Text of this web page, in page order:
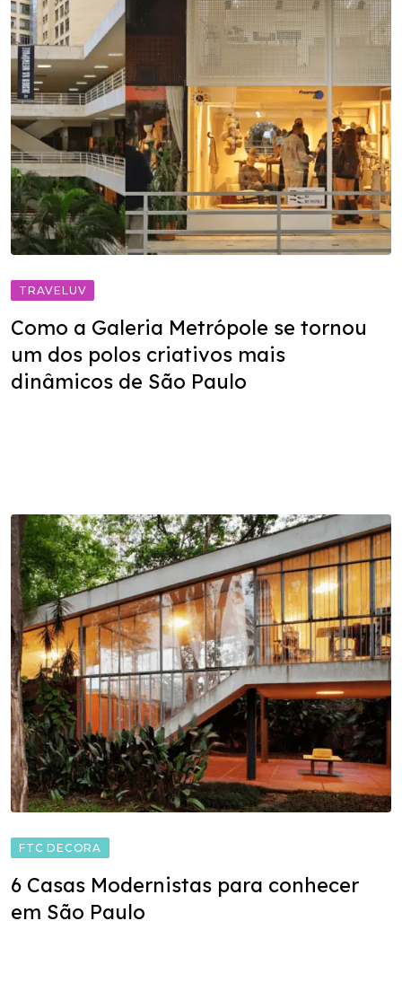
TRAVELUV
Como a Galeria Metrópole se tornou
um dos polos criativos mais
dinâmicos de São Paulo
FTC DECORA
6 Casas Modernistas para conhecer
em São Paulo